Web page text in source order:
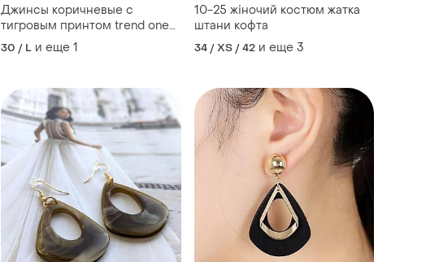
Джинсы коричневые с
тигровым принтом trend one
орининал размер 40
30 / L и еще 1
10-25 жіночий костюм жатка
штани кофта
34 / XS / 42 и еще 3